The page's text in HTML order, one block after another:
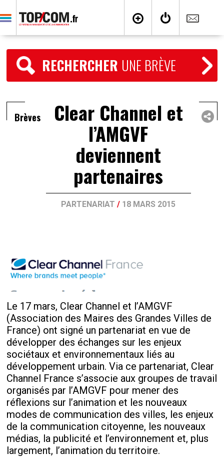
RECHERCHER UNE BRÈVE
Brèves Clear Channel et
l’AMGVF
deviennent
partenaires
PARTENARIAT / 18 MARS 2015
Le 17 mars, Clear Channel et l’AMGVF
(Association des Maires des Grandes Villes de
France) ont signé un partenariat en vue de
développer des échanges sur les enjeux
sociétaux et environnementaux liés au
développement urbain. Via ce partenariat, Clear
Channel France s’associe aux groupes de travail
organisés par l’AMGVF pour mener des
réflexions sur l’animation et les nouveaux
modes de communication des villes, les enjeux
de la communication citoyenne, les nouveaux
médias, la publicité et l’environnement et, plus
largement, l’animation du territoire.